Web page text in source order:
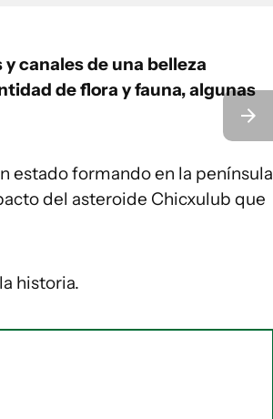
canales de una belleza
de flora y fauna, algunas
estado formando en la península
del asteroide Chicxulub que
historia.